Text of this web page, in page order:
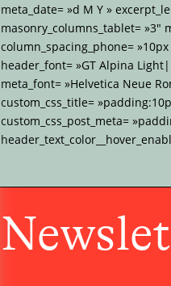
meta_date= »d M Y »
masonry_columns_tablet= »3″
column_spacing_phone=
header_font= »GT Alpina
meta_font= »Helvetica Neue
custom_css_title=
custom_css_post_meta=